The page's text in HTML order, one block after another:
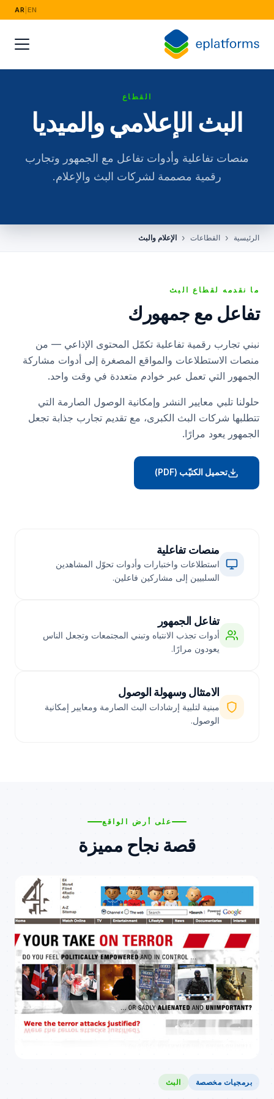
EN
AR
القطاع
البث الإعلامي والميديا
منصات تفاعلية وأدوات تفاعل مع الجمهور وتجارب
رقمية مصممة لشركات البث والإعلام.
الرئيسية القطاعات الإعلام والبث
ما نقدمه لقطاع البث
تفاعل مع جمهورك
نبني تجارب رقمية تفاعلية تكمّل المحتوى الإذاعي — من
منصات الاستطلاعات والمواقع المصغرة إلى أدوات مشاركة
الجمهور التي تعمل عبر خوادم متعددة في وقت واحد.
حلولنا تلبي معايير النشر وإمكانية الوصول الصارمة التي
تتطلبها شركات البث الكبرى، مع تقديم تجارب جذابة تجعل
الجمهور يعود مرارًا.
تحميل الكتيّب (PDF)
منصات تفاعلية
استطلاعات واختبارات وأدوات تحوّل المشاهدين
السلبيين إلى مشاركين فاعلين.
تفاعل الجمهور
أدوات تجذب الانتباه وتبني المجتمعات وتجعل الناس
يعودون مرارًا.
الامتثال وسهولة الوصول
مبنية لتلبية إرشادات البث الصارمة ومعايير إمكانية
الوصول.
على أرض الواقع
قصة نجاح مميزة
برمجيات مخصصة البث